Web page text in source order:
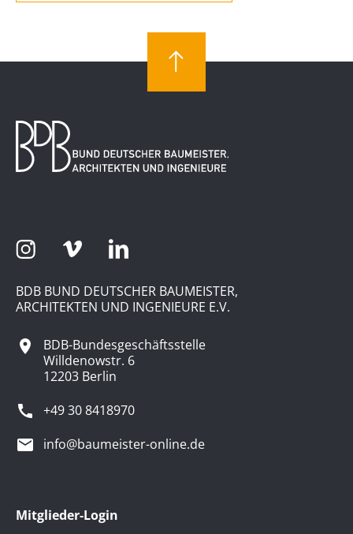
BDB BUND DEUTSCHER BAUMEISTER,
ARCHITEKTEN UND INGENIEURE E.V.
BDB-Bundesgeschäftsstelle
Willdenowstr. 6
12203 Berlin
+49 30 8418970
info@baumeister-online.de
Mitglieder-Login